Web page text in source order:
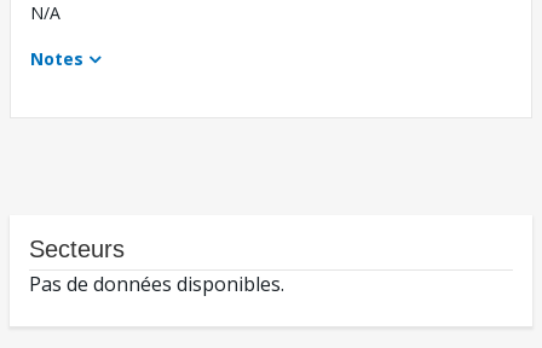
N/A
Notes
Secteurs
Pas de données disponibles.